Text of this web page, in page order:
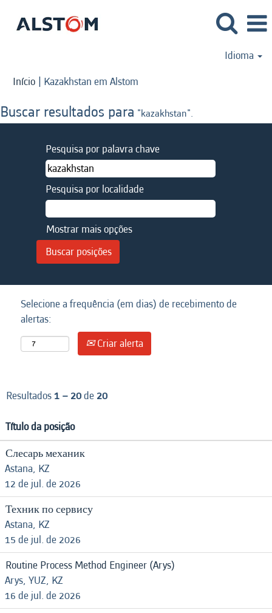
Idioma
Início | Kazakhstan em Alstom
Buscar resultados para "kazakhstan".
Pesquisa por palavra chave
Pesquisa por localidade
Mostrar mais opções
Selecione a frequência (em dias) de recebimento de
alertas:
Criar alerta
Resultados1 – 20de 20
Título da posição
Слесарь механик
Astana, KZ
12 de jul. de 2026
Техник по сервису
Astana, KZ
15 de jul. de 2026
Routine Process Method Engineer (Arys)
Arys, YUZ, KZ
16 de jul. de 2026